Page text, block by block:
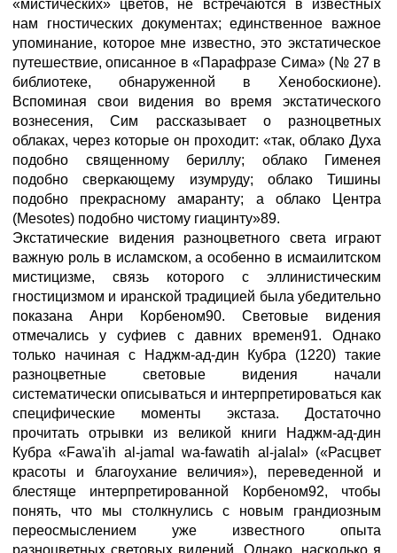
«мистических» цветов, не встречаются в известных
нам гностических документах; единственное важное
упоминание, которое мне известно, это экстатическое
путешествие, описанное в «Парафразе Сима» (№ 27 в
библиотеке, обнаруженной в Хенобоскионе).
Вспоминая свои видения во время экстатического
вознесения, Сим рассказывает о разноцветных
облаках, через которые он проходит: «так, облако Духа
подобно священному бериллу; облако Гименея
подобно сверкающему изумруду; облако Тишины
подобно прекрасному амаранту; а облако Центра
(Mesotes) подобно чистому гиацинту»89.
Экстатические видения разноцветного света играют
важную роль в исламском, а особенно в исмаилитском
мистицизме, связь которого с эллинистическим
гностицизмом и иранской традицией была убедительно
показана Анри Корбеном90. Световые видения
отмечались у суфиев с давних времен91. Однако
только начиная с Наджм-ад-дин Кубра (1220) такие
разноцветные световые видения начали
систематически описываться и интерпретироваться как
специфические моменты экстаза. Достаточно
прочитать отрывки из великой книги Наджм-ад-дин
Кубра «Fawa'ih al-jamal wa-fawatih al-jalal» («Расцвет
красоты и благоухание величия»), переведенной и
блестяще интерпретированной Корбеном92, чтобы
понять, что мы столкнулись с новым грандиозным
переосмыслением уже известного опыта
разноцветных световых видений. Однако, насколько я